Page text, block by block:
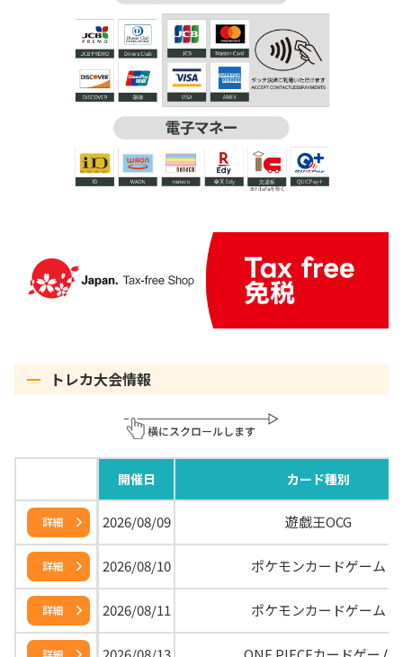
トレカ大会情報
開催日 カード種別
詳細 2026/08/09 遊戯王OCG
詳細 2026/08/10 ポケモンカードゲーム
詳細 2026/08/11 ポケモンカードゲーム
詳細